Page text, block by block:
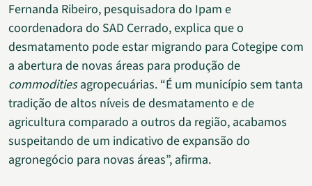
Fernanda Ribeiro, pesquisadora do Ipam e
coordenadora do SAD Cerrado, explica que o
desmatamento pode estar migrando para Cotegipe com
a abertura de novas áreas para produção de
commoditiesagropecuárias. “É um município sem tanta
tradição de altos níveis de desmatamento e de
agricultura comparado a outros da região, acabamos
suspeitando de um indicativo de expansão do
agronegócio para novas áreas”, afirma.